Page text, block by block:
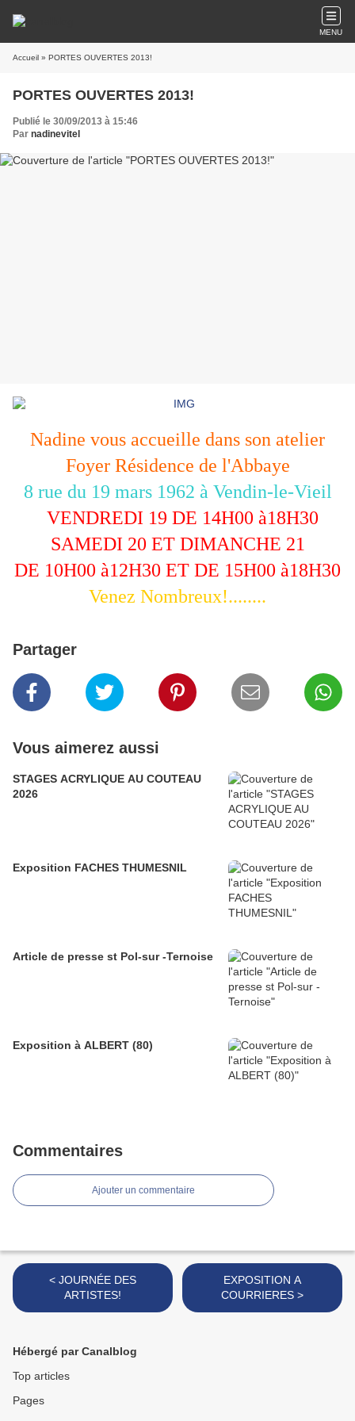
MENU
Accueil » PORTES OUVERTES 2013!
PORTES OUVERTES 2013!
Publié le 30/09/2013 à 15:46
Par nadinevitel
Nadine vous accueille dans son atelier
Foyer Résidence de l'Abbaye
8 rue du 19 mars 1962 à Vendin-le-Vieil
VENDREDI 19 DE 14H00 à18H30
SAMEDI 20 ET DIMANCHE 21
DE 10H00 à12H30 ET DE 15H00 à18H30
Venez Nombreux!........
Partager
Vous aimerez aussi
STAGES ACRYLIQUE AU COUTEAU
2026
Exposition FACHES THUMESNIL
Article de presse st Pol-sur -Ternoise
Exposition à ALBERT (80)
Commentaires
Ajouter un commentaire
< JOURNÉE DES
ARTISTES!
EXPOSITION A
COURRIERES >
Hébergé par Canalblog
Top articles
Pages